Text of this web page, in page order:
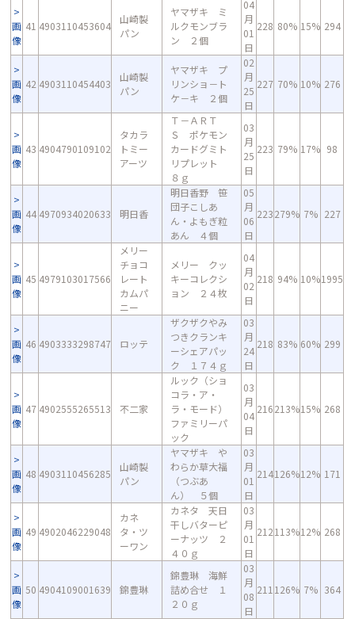
画
像
41 4903110453604
山崎製
パン
ヤマザキ ミ
ルクモンブラ
ン ２個
04
月
01
日
228 80% 15% 294
画
像
42 4903110454403
山崎製
パン
ヤマザキ プ
リンショ－ト
ケ－キ ２個
02
月
25
日
227 70% 10% 276
画
像
43 4904790109102
タカラ
トミー
アーツ
Ｔ－ＡＲＴ
Ｓ ポケモン
カードグミト
リプレット
８ｇ
03
月
25
日
223 79% 17% 98
画
像
44 4970934020633 明日香
明日香野 笹
団子こしあ
ん・よもぎ粒
あん ４個
05
月
06
日
223279% 7% 227
画
像
45 4979103017566
メリー
チョコ
レート
カムパ
ニー
メリー クッ
キーコレクシ
ョン ２４枚
04
月
02
日
218 94% 10%1995
画
像
46 4903333298747 ロッテ
ザクザクやみ
つきクランキ
ーシェアパッ
ク １７４ｇ
03
月
24
日
218 83% 60% 299
画
像
47 4902555265513 不二家
ルック（ショ
コラ・ア・
ラ・モード）
ファミリーパ
ック
03
月
04
日
216213%15% 268
画
像
48 4903110456285
山崎製
パン
ヤマザキ や
わらか草大福
（つぶあ
ん） ５個
03
月
01
日
214126%12% 171
画
像
49 4902046229048
カネ
タ・ツ
ーワン
カネタ 天日
干しバターピ
ーナッツ ２
４０ｇ
03
月
01
日
212113%12% 268
画
像
50 4904109001639 錦豊琳
錦豊琳 海鮮
詰め合せ １
２０ｇ
03
月
08
日
211 126% 7% 364